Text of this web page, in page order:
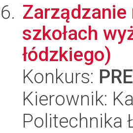
szkołach
łódzkiego)
Konkurs:
Kierownik:
Politechnika